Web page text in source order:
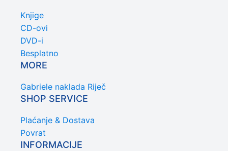
Knjige
CD-ovi
DVD-i
Besplatno
MORE
Gabriele naklada Riječ
SHOP SERVICE
Plaćanje & Dostava
Povrat
INFORMACIJE